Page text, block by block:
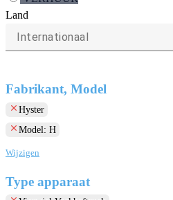
Land
Internationaal
Fabrikant, Model
clear Hyster
clear Model: H
Wijzigen
Type apparaat